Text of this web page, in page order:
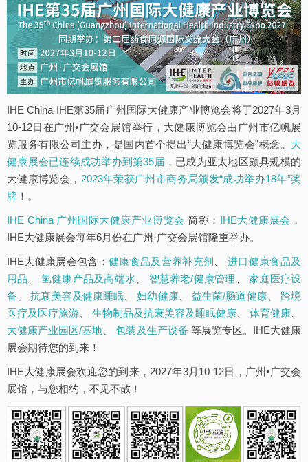
IHE China IHE第35届广州国际大健康产业博览会将于2027年3月
10-12日在广州•广交会展馆举行，大健康博览会由广州市亿帆展
览服务有限公司主办，是国内首个提出“大健康博览会”概念。 大
健康展会已连续成功举办到第35届 ，已成为亚太地区颇具规模的
大健康博览会， 2023年荣获广州市商务局颁发“成功举办18年”奖
牌 ！。
IHE China 广州国际大健康产业博览会 简称： IHE大健康展会 ，
IHE大健康展会每年6月份在广州·广交会展馆隆重举办。
IHE大健康展会包含： 健康食品及营养补充剂 、进口健康食品及
用品
氢健康产品及高端水 智慧养老/健康管理 、家庭医疗设
备 、抗衰美容及健康睡眠 、妇幼健康、 益生菌/肠道健康、 跨境
医疗及医疗旅游
生物制品及抗衰美容及睡眠健康 体育健康
大健康产业园区/基地 、包装及生产设备 等展览专区。IHE大健康
展会期待您的到来！
IHE大健康展会欢迎您的到来，2027年3月10-12日，广州•广交会
展馆，与您相约，不见不散！